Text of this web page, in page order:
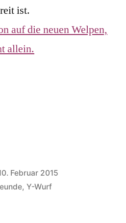
ist.
auf die neuen Welpen,
allein.
Februar 2015
, Y-Wurf